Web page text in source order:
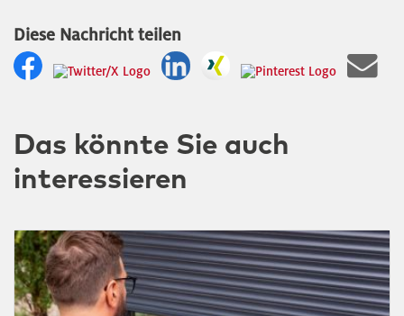
Diese Nachricht teilen
Das könnte Sie auch
interessieren